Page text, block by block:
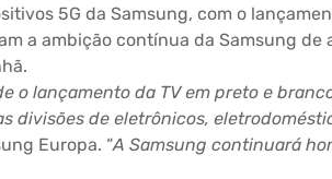
5G da Samsung, com o
a ambição contínua da Samsung
o lançamento da TV em preto e
divisões de eletrônicos,
Europa. “A Samsung continuará